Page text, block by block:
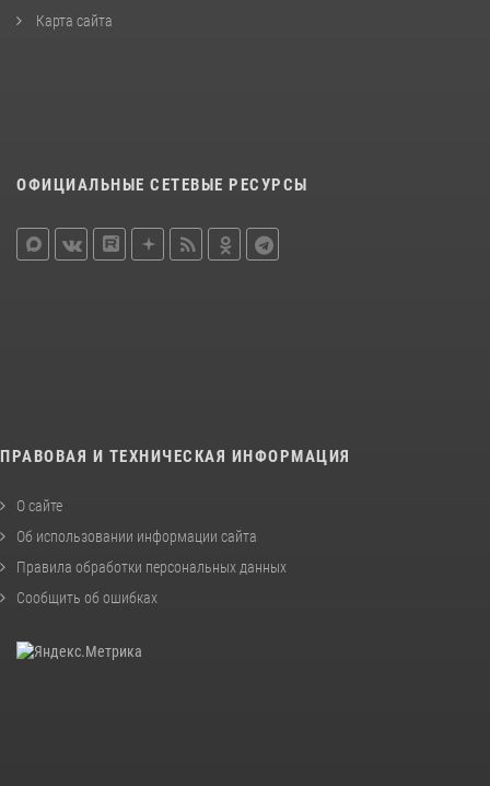
Карта сайта
ОФИЦИАЛЬНЫЕ СЕТЕВЫЕ РЕСУРСЫ
ПРАВОВАЯ И ТЕХНИЧЕСКАЯ ИНФОРМАЦИЯ
О сайте
Об использовании информации сайта
Правила обработки персональных данных
Сообщить об ошибках